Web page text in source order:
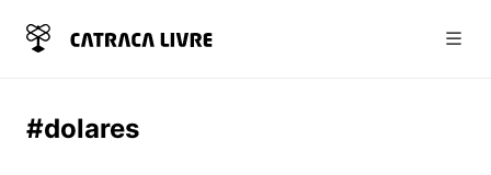
#dolares